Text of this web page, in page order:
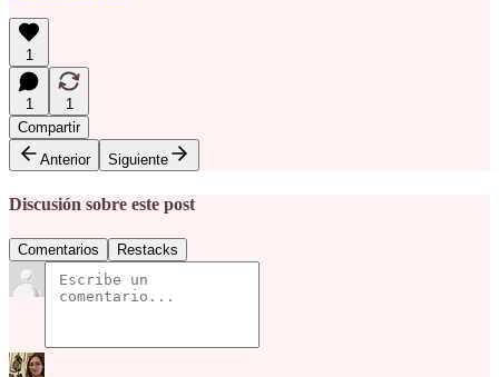
1
1
1
Compartir
Anterior
Siguiente
Discusión sobre este post
Comentarios Restacks